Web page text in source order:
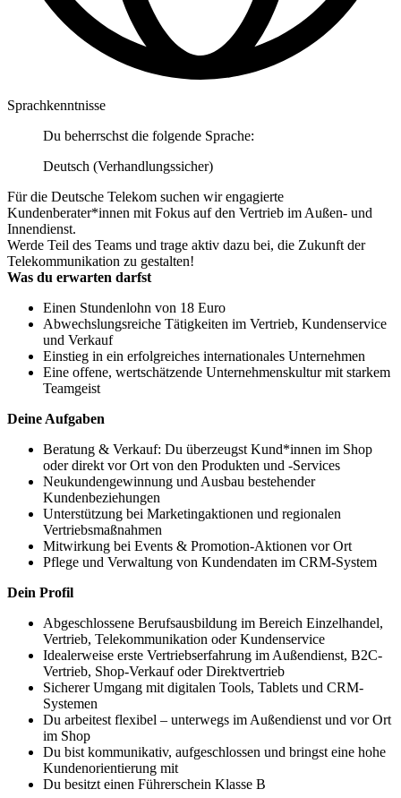
Sprachkenntnisse
Du beherrschst die folgende Sprache:
Deutsch (Verhandlungssicher)
Für die Deutsche Telekom suchen wir engagierte
Kundenberater*innen mit Fokus auf den Vertrieb im Außen- und
Innendienst.
Werde Teil des Teams und trage aktiv dazu bei, die Zukunft der
Telekommunikation zu gestalten!
Was du erwarten darfst
Einen Stundenlohn von 18 Euro
Abwechslungsreiche Tätigkeiten im Vertrieb, Kundenservice
und Verkauf
Einstieg in ein erfolgreiches internationales Unternehmen
Eine offene, wertschätzende Unternehmenskultur mit starkem
Teamgeist
Deine Aufgaben
Beratung & Verkauf: Du überzeugst Kund*innen im Shop
oder direkt vor Ort von den Produkten und -Services
Neukundengewinnung und Ausbau bestehender
Kundenbeziehungen
Unterstützung bei Marketingaktionen und regionalen
Vertriebsmaßnahmen
Mitwirkung bei Events & Promotion-Aktionen vor Ort
Pflege und Verwaltung von Kundendaten im CRM-System
Dein Profil
Abgeschlossene Berufsausbildung im Bereich Einzelhandel,
Vertrieb, Telekommunikation oder Kundenservice
Idealerweise erste Vertriebserfahrung im Außendienst, B2C-
Vertrieb, Shop-Verkauf oder Direktvertrieb
Sicherer Umgang mit digitalen Tools, Tablets und CRM-
Systemen
Du arbeitest flexibel – unterwegs im Außendienst und vor Ort
im Shop
Du bist kommunikativ, aufgeschlossen und bringst eine hohe
Kundenorientierung mit
Du besitzt einen Führerschein Klasse B